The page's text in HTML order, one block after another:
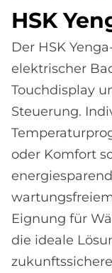
HSK
Der HSK
elektrischer
Touchdisplay
Steuerung.
oder Komfort
Eignung für
die ideale